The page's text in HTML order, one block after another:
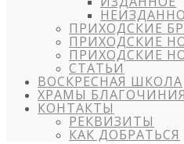
ПРИХОДСКИЕ
ПРИХОДСКИЕ
ПРИХОДСКИЕ
СТАТЬИ
ВОСКРЕСНАЯ ШКОЛА
ХРАМЫ БЛАГОЧИНИЯ
КОНТАКТЫ
РЕКВИЗИТЫ
КАК ДОБРАТЬСЯ